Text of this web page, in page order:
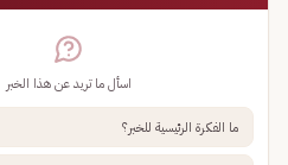
اسأل ما تريد عن هذا الخبر
ما الفكرة الرئيسية للخبر؟